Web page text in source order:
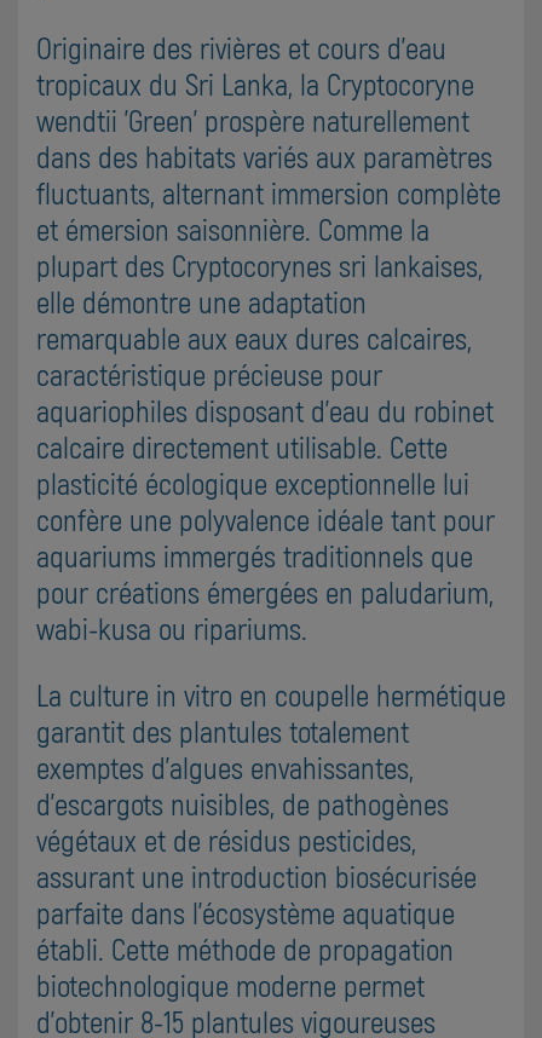
Originaire des rivières et cours d'eau
tropicaux du Sri Lanka, la Cryptocoryne
wendtii 'Green' prospère naturellement
dans des habitats variés aux paramètres
fluctuants, alternant immersion complète
et émersion saisonnière. Comme la
plupart des Cryptocorynes sri lankaises,
elle démontre une adaptation
remarquable aux eaux dures calcaires,
caractéristique précieuse pour
aquariophiles disposant d'eau du robinet
calcaire directement utilisable. Cette
plasticité écologique exceptionnelle lui
confère une polyvalence idéale tant pour
aquariums immergés traditionnels que
pour créations émergées en paludarium,
wabi-kusa ou ripariums.
La culture in vitro en coupelle hermétique
garantit des plantules totalement
exemptes d'algues envahissantes,
d'escargots nuisibles, de pathogènes
végétaux et de résidus pesticides,
assurant une introduction biosécurisée
parfaite dans l'écosystème aquatique
établi. Cette méthode de propagation
biotechnologique moderne permet
d'obtenir 8-15 plantules vigoureuses